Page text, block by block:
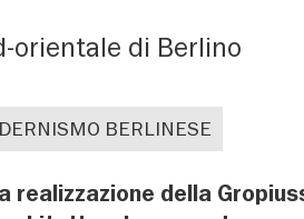
orientale di Berlino
BERLINESE
realizzazione della